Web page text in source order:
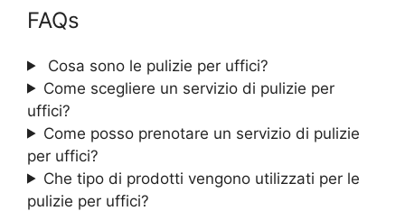
FAQs
Cosa sono le pulizie per uffici?
Come scegliere un servizio di pulizie per
uffici?
Come posso prenotare un servizio di pulizie
per uffici?
Che tipo di prodotti vengono utilizzati per le
pulizie per uffici?